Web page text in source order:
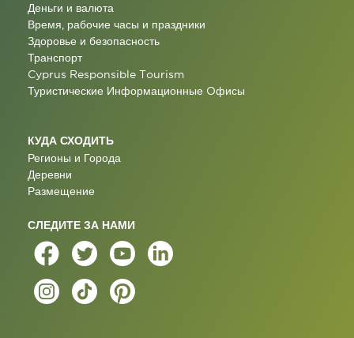
Деньги и валюта
Время, рабочие часы и праздники
Здоровье и безопасность
Транспорт
Cyprus Responsible Tourism
Туристические Информационные Oфисы
КУДА СХОДИТЬ
Регионы и Города
Деревни
Размещение
СЛЕДИТЕ ЗА НАМИ